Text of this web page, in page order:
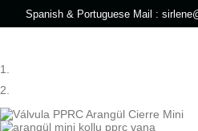
Spanish & Portuguese Mail :